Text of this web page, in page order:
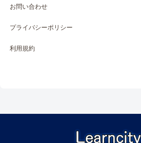
お問い合わせ
プライバシーポリシー
利用規約